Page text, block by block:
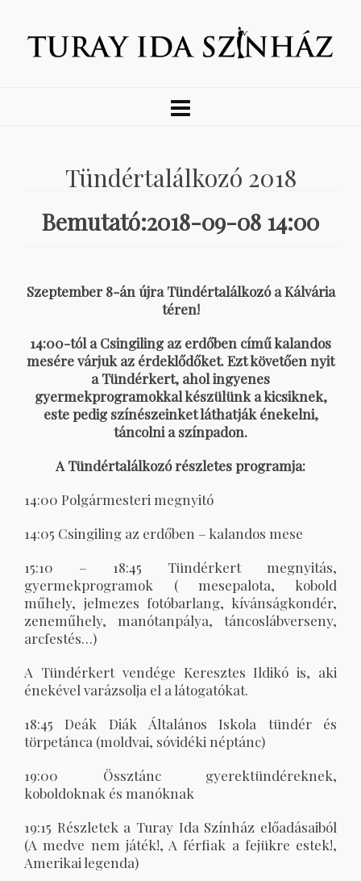
Tündértalálkozó 2018
Bemutató:2018-09-08 14:00
Szeptember 8-án újra Tündértalálkozó a Kálvária
téren!
14:00-tól a Csingiling az erdőben című kalandos
mesére várjuk az érdeklődőket. Ezt követően nyit
a Tündérkert, ahol ingyenes
gyermekprogramokkal készülünk a kicsiknek,
este pedig színészeinket láthatják énekelni,
táncolni a színpadon.
A Tündértalálkozó részletes programja:
14:00 Polgármesteri megnyitó
14:05 Csingiling az erdőben – kalandos mese
15:10 – 18:45 Tündérkert megnyitás,
gyermekprogramok ( mesepalota, kobold
műhely, jelmezes fotóbarlang, kívánságkondér,
zeneműhely, manótanpálya, táncoslábverseny,
arcfestés…)
A Tündérkert vendége Keresztes Ildikó is, aki
énekével varázsolja el a látogatókat.
18:45Deák Diák Általános Iskola tündér és
törpetánca (moldvai, sóvidéki néptánc)
19:00 Össztánc gyerektündéreknek,
koboldoknak és manóknak
19:15 Részletek a Turay Ida Színház előadásaiból
(A medve nem játék!, A férfiak a fejükre estek!,
Amerikai legenda)